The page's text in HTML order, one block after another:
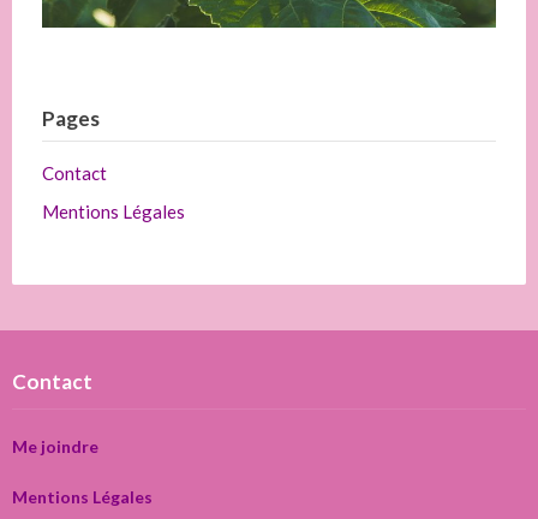
Pages
Contact
Mentions Légales
Contact
Me joindre
Mentions Légales